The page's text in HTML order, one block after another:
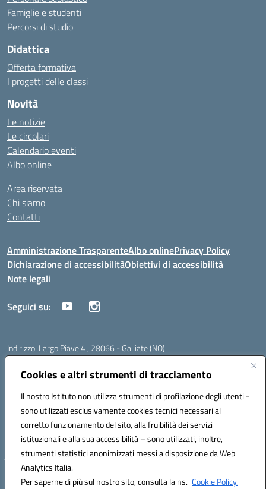
Cookies e altri strumenti di tracciamento
Il nostro Istituto non utilizza strumenti di profilazione degli utenti -
sono utilizzati esclusivamente cookies tecnici necessari al
corretto funzionamento del sito, alla fruibilità dei servizi
istituzionali e alla sua accessibilità – sono utilizzati, inoltre,
strumenti statistici anonimizzati messi a disposizione da Web
Analytics Italia.
Per saperne di più sul nostro sito, consulta la ns. Cookie Policy.
Famiglie e studenti
Percorsi di studio
Didattica
Offerta formativa
I progetti delle classi
Novità
Le notizie
Le circolari
Calendario eventi
Albo online
Area riservata
Chi siamo
Contatti
Amministrazione TrasparenteAlbo onlinePrivacy Policy
Dichiarazione di accessibilitàObiettivi di accessibilità
Note legali
Seguici su:
Indirizzo: Largo Piave 4 , 28066 - Galliate (NO)
Centralino:
Posta elettronica certificata (PEC):noic818005@pec.istruzione.it
Codice fiscale: 80012920031
Codice meccanografico:NOIC818005
Codice Indice delle Pubbliche Amministrazioni (IPA): istsc_noic818005
Codice unico di fatturazione (CUF): UF6KHS
Hosting & Powered by 3D Solution S.r.l.